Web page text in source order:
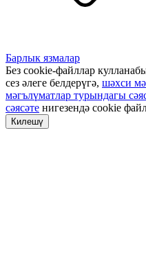
Барлык язмалар
Без cookie-файллар
сез әлеге белдерүгә, шәхси
мәгълүматлар турындагы
сәясәте нигезендә cookie
Килешү